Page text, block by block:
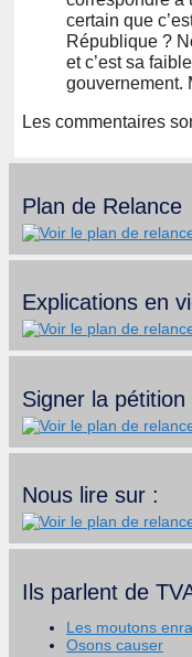
certain que
République ?
et c’est sa
gouvernement.
Les commentaires
Plan de Relance
Explications en
Signer la pétition
Nous lire sur :
Ils parlent de
Les moutons
Osons causer